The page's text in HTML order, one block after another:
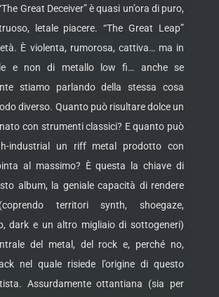
Great Deceiver” è quasi un’ora di puro,
letale piacere. “The Great Leap”
È violenta, rumorosa, cattiva… ma in
e non di metallo low fi… anche se
stiamo parlando della stessa cosa
diverso. Quanto può risultare dolce un
con strumenti classici? E quanto può
industrial un riff metal prodotto con
al massimo? È questa la chiave di
album, la geniale capacità di rendere
territori synth, shoegaze,
dark e un altro migliaio di sottogeneri)
del metal, del rock e, perché no,
nel quale risiede l’origine di questo
Assurdamente ottantiana (sia per